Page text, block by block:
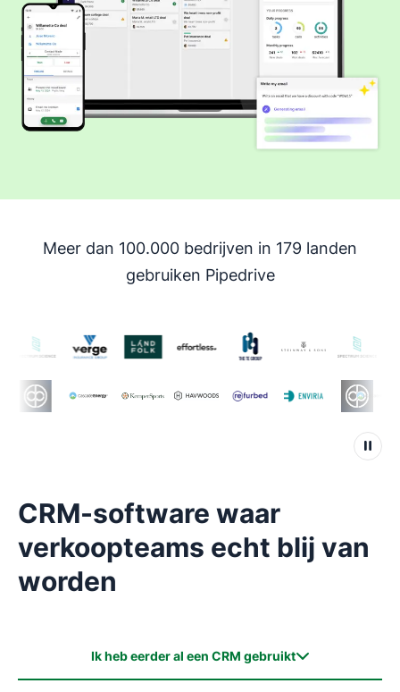
Meer dan 100.000 bedrijven in 179 landen
gebruiken Pipedrive
CRM-software waar
verkoopteams echt blij van
worden
Ik heb eerder al een CRM gebruikt